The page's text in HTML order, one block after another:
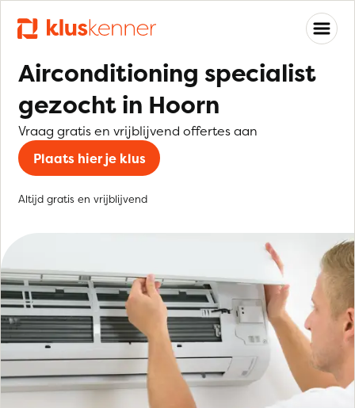
Airconditioning specialist
gezocht in Hoorn
Vraag gratis en vrijblijvend offertes aan
Plaats hier je klus
Altijd gratis en vrijblijvend